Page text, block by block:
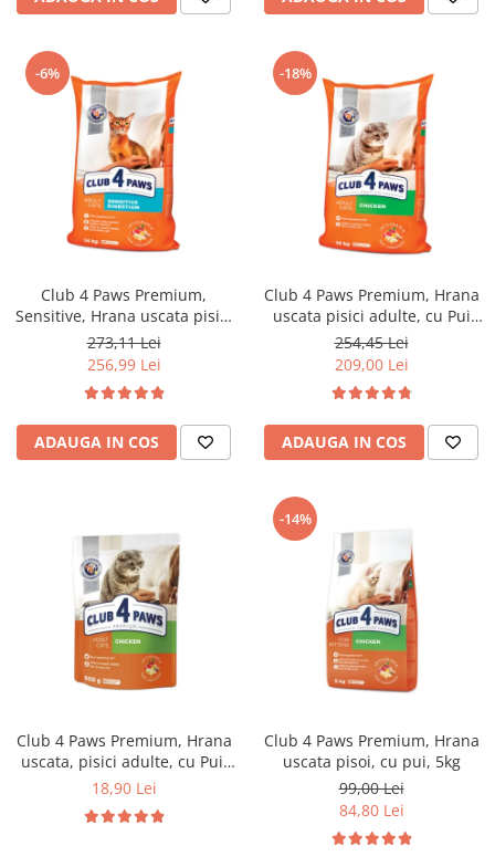
-6%
Club 4 Paws Premium,
Sensitive, Hrana uscata pisici
adulte, 14kg
273,11 Lei
256,99 Lei
ADAUGA IN COS
-18%
Club 4 Paws Premium, Hrana
uscata pisici adulte, cu Pui
14kg
254,45 Lei
209,00 Lei
ADAUGA IN COS
Club 4 Paws Premium, Hrana
uscata, pisici adulte, cu Pui,
900g
18,90 Lei
-14%
Club 4 Paws Premium, Hrana
uscata pisoi, cu pui, 5kg
99,00 Lei
84,80 Lei